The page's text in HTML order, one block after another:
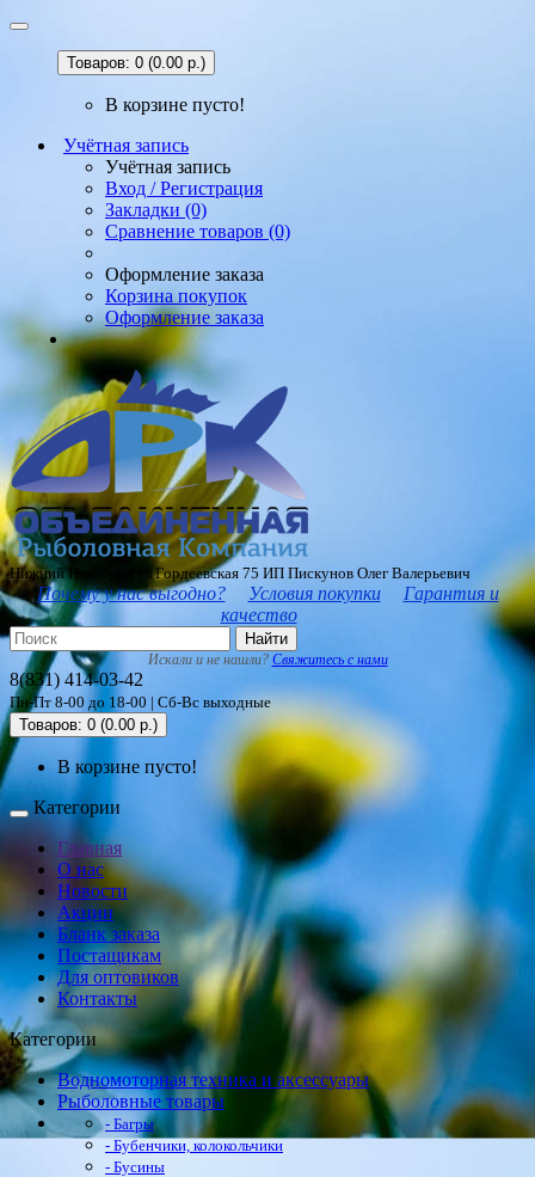
Товаров: 0 (0.00 р.)
В корзине пусто!
Учётная запись
Учётная запись
Вход / Регистрация
Закладки (0)
Сравнение товаров (0)
Оформление заказа
Корзина покупок
Оформление заказа
Нижний Новгород ул Гордеевская 75 ИП Пискунов Олег Валерьевич
Почему у нас выгодно? Условия покупки
Гарантия и
качество
Найти
Искали и не нашли? Свяжитесь с нами
8(831) 414-03-42
Пн-Пт 8-00 до 18-00 | Сб-Вс выходные
Товаров: 0 (0.00 р.)
В корзине пусто!
Категории
Главная
О нас
Новости
Акции
Бланк заказа
Постащикам
Для оптовиков
Контакты
Категории
Водномоторная техника и аксессуары
Рыболовные товары
- Багры
- Бубенчики, колокольчики
- Бусины